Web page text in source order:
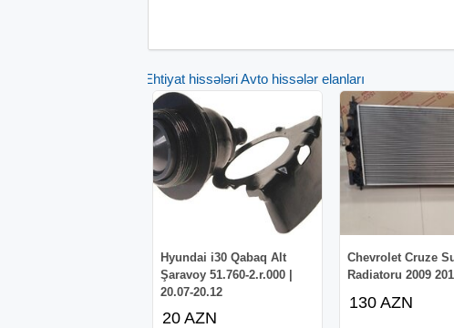
Ehtiyat hissələri Avto hissələr elanları
Hyundai i30 Qabaq Alt
Şaravoy 51.760-2.r.000 |
20.07-20.12
20 AZN
Chevrolet Cruze
Radiatoru 2009
130 AZN